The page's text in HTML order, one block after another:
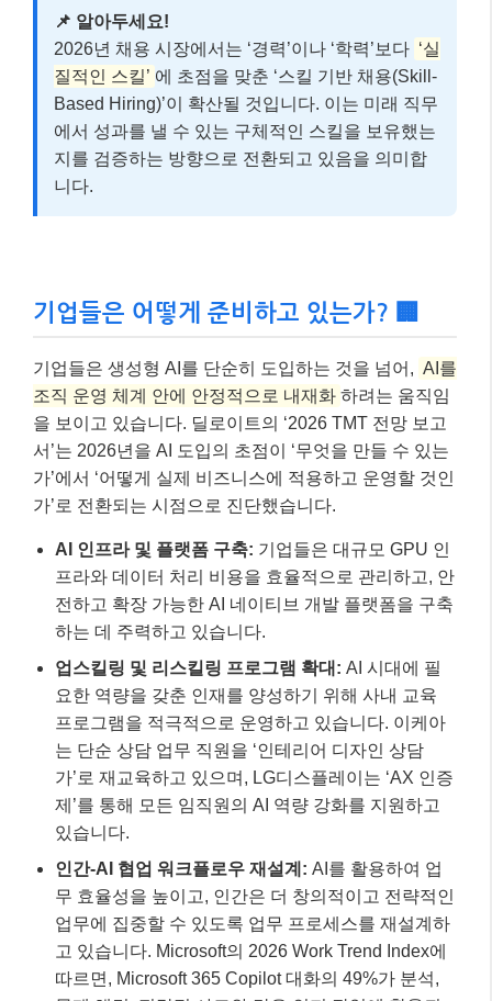
기업들은 어떻게 준비하고 있는가? 🏢
기업들은 생성형 AI를 단순히 도입하는 것을 넘어, AI를
조직 운영 체계 안에 안정적으로 내재화 하려는 움직임
을 보이고 있습니다. 딜로이트의 ‘2026 TMT 전망 보고
서’는 2026년을 AI 도입의 초점이 ‘무엇을 만들 수 있는
가’에서 ‘어떻게 실제 비즈니스에 적용하고 운영할 것인
전하고 확장 가능한 AI 네이티브 개발 플랫폼을 구축
업스킬링 및 리스킬링 프로그램 확대:AI 시대에 필
요한 역량을 갖춘 인재를 양성하기 위해 사내 교육
프로그램을 적극적으로 운영하고 있습니다. 이케아
는 단순 상담 업무 직원을 ‘인테리어 디자인 상담
가’로 재교육하고 있으며, LG디스플레이는 ‘AX 인증
있습니다.
인간-AI 협업 워크플로우 재설계:AI를 활용하여 업
무 효율성을 높이고, 인간은 더 창의적이고 전략적인
업무에 집중할 수 있도록 업무 프로세스를 재설계하
고 있습니다. Microsoft의 2026 Work Trend Index에
따르면, Microsoft 365 Copilot 대화의 49%가 분석,
문제 해결, 전략적 사고와 같은 인지 작업에 활용되
고 있습니다.
AI 거버넌스 및 윤리적 책임 강화:AI 활용에 따른 잘
못된 정보 생성, 보안, 윤리적 문제 등에 대한 우려가
여전히 높은 만큼, AI TRiSM(AI 신뢰, 리스크 및 보안
관리)을 통해 오류와 불법 정보를 줄이고 의사 결정
의 정확성을 높이는 데 주력하고 있습니다.